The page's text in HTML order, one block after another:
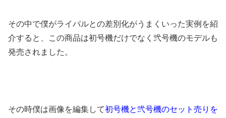
その中で僕がライバルとの差別化がうまくいった実例を紹
介すると、この商品は初号機だけでなく弐号機のモデルも
発売されました。
その時僕は画像を編集して初号機と弐号機のセット売りを